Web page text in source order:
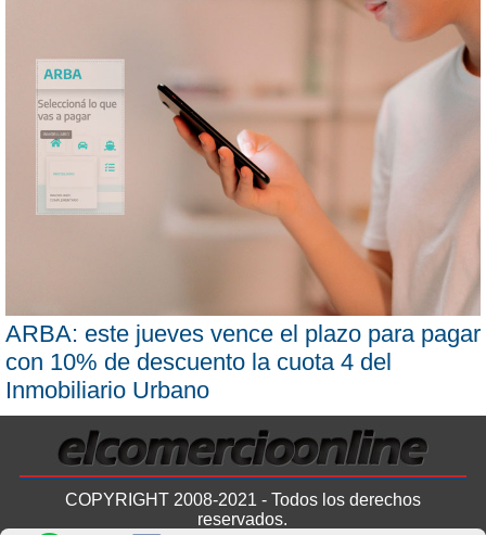
ARBA: este jueves vence el plazo para pagar
con 10% de descuento la cuota 4 del
Inmobiliario Urbano
COPYRIGHT 2008-2021 - Todos los derechos
reservados.